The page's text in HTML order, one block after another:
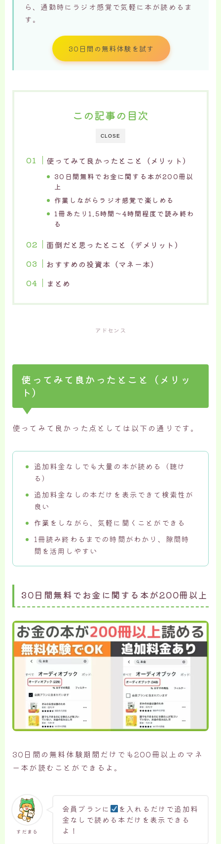
ら、通勤時にラジオ感覚で気軽に本が読めるま
す。
30日間の無料体験を試す
CLOSE
この記事の目次
使ってみて良かったとこと（メリット）
30日間無料でお金に関する本が200冊以
上
作業しながらラジオ感覚で楽しめる
1冊あたり1.5時間〜4時間程度で読み終わ
る
面倒だと思ったとこと（デメリット）
おすすめの投資本（マネー本）
まとめ
アドセンス
使ってみて良かったとこと（メリッ
ト）
使ってみて良かった点としては以下の通りです。
追加料金なしでも大量の本が読める（聴け
る）
追加料金なしの本だけを表示できて検索性が
良い
作業をしながら、気軽に聞くことができる
1冊読み終わるまでの時間がわかり、隙間時
間を活用しやすい
30日間無料でお金に関する本が200冊以上
30日間の無料体験期間だけでも200冊以上のマネ
ー本が読むことができるよ。
すだまる
会員プランに
を入れるだけで追加料
金なしで読める本だけを表示できる
よ！